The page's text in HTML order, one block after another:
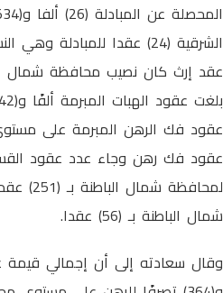
شمال الباطنة بـ (56) عقدا.